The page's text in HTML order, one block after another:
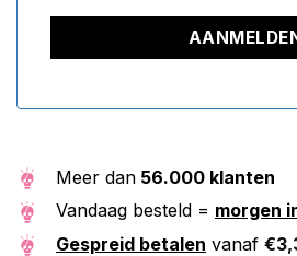
+31
Meer dan 56.000 klanten
Vandaag besteld = morgen
Gespreid betalen vanaf €